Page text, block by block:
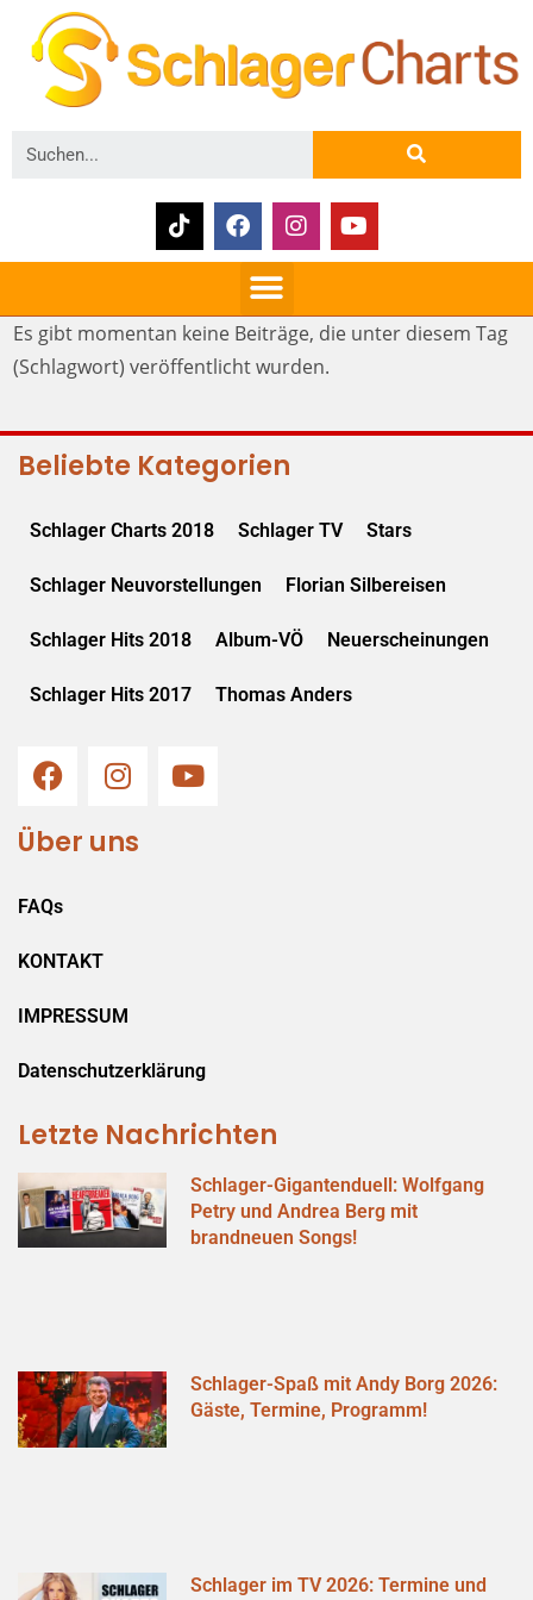
Es gibt momentan keine Beiträge, die unter diesem Tag
(Schlagwort) veröffentlicht wurden.
Beliebte Kategorien
Schlager Charts 2018 Schlager TV Stars
Schlager Neuvorstellungen Florian Silbereisen
Schlager Hits 2018 Album-VÖ Neuerscheinungen
Schlager Hits 2017 Thomas Anders
Über uns
FAQs
KONTAKT
IMPRESSUM
Datenschutzerklärung
Letzte Nachrichten
Schlager-Gigantenduell: Wolfgang
Petry und Andrea Berg mit
brandneuen Songs!
Schlager-Spaß mit Andy Borg 2026:
Gäste, Termine, Programm!
Schlager im TV 2026: Termine und